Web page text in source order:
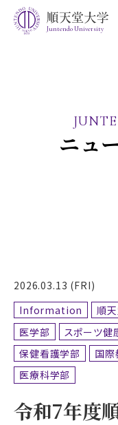
Juntendo University
ニュ
2026.03.13 (FRI)
Information
順
医学部
スポーツ健
保健看護学部
国際
医療科学部
令和7年度